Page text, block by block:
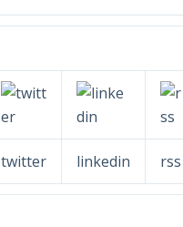
twitter linkedin rss